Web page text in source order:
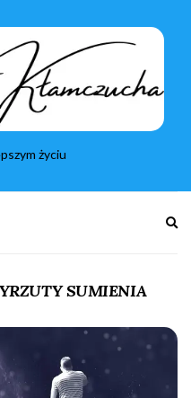
życiu
SUMIENIA